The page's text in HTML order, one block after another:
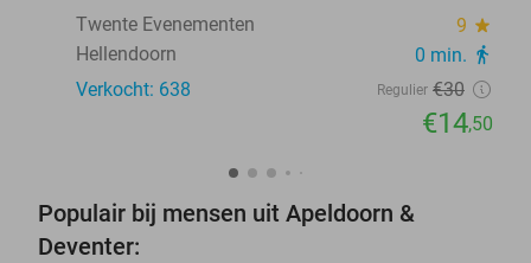
Twente Evenementen
9 star
Hellendoorn 0 min. directions_walk
Verkocht: 638 Regulier €30
€14,50
Populair bij mensen uit Apeldoorn &
Deventer: